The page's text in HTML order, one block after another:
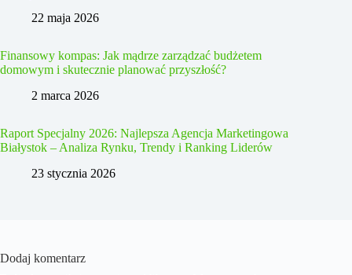
22 maja 2026
Finansowy kompas: Jak mądrze zarządzać budżetem
domowym i skutecznie planować przyszłość?
2 marca 2026
Raport Specjalny 2026: Najlepsza Agencja Marketingowa
Białystok – Analiza Rynku, Trendy i Ranking Liderów
23 stycznia 2026
Dodaj komentarz